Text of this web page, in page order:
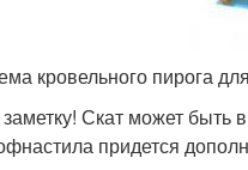
кровельного пирога
Скат может быть
придется